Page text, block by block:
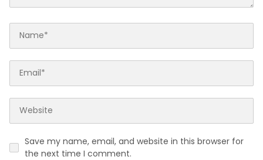
Save my name, email, and website in this browser for
the next time I comment.